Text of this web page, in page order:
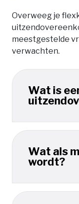
Overweeg je
meestgestelde
verwachten.
Wat is
Wat als
wordt?